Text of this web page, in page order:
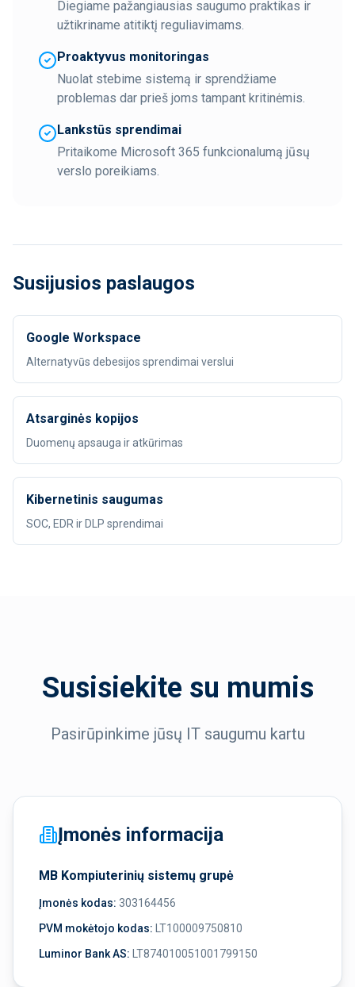
Diegiame pažangiausias saugumo praktikas ir
užtikriname atitiktį reguliavimams.
Proaktyvus monitoringas
Nuolat stebime sistemą ir sprendžiame
problemas dar prieš joms tampant kritinėmis.
Lankstūs sprendimai
Pritaikome Microsoft 365 funkcionalumą jūsų
verslo poreikiams.
Susijusios paslaugos
Google Workspace
Alternatyvūs debesijos sprendimai verslui
Atsarginės kopijos
Duomenų apsauga ir atkūrimas
Kibernetinis saugumas
SOC, EDR ir DLP sprendimai
Susisiekite su mumis
Pasirūpinkime jūsų IT saugumu kartu
Įmonės informacija
MB Kompiuterinių sistemų grupė
Įmonės kodas: 303164456
PVM mokėtojo kodas: LT100009750810
Luminor Bank AS: LT874010051001799150